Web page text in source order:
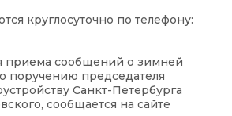
круглосуточно по телефону:
приема сообщений о зимней
поручению председателя
Санкт-Петербурга
сообщается на сайте